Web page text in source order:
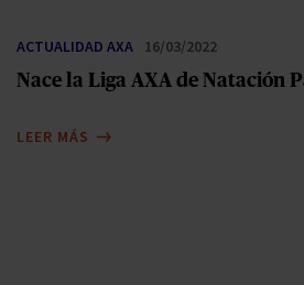
ACTUALIDAD AXA 16/03/2022
Nace la Liga AXA de Natación
LEER MÁS